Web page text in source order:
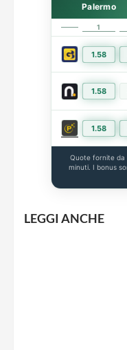
Palermo
1
1.58
1.58
1.58
Quote fornite da
minuti. I bonus
LEGGI ANCHE